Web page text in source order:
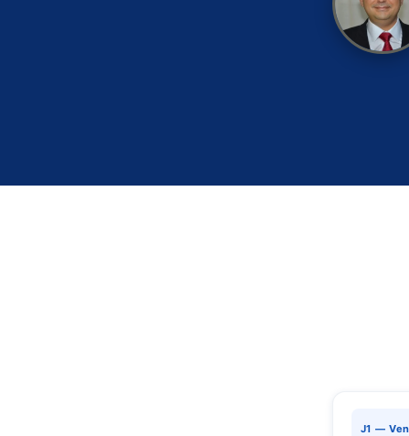
J1 —